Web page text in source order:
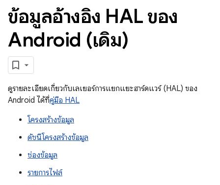
ข้อมูลอ้างอิง HAL ของ
Android (เดิม)
ดูรายละเอียดเกี่ยวกับเลเยอร์การแยกแยะฮาร์ดแวร์ (HAL) ของ
Android ได้ที่คู่มือ HAL
โครงสร้างข้อมูล
ดัชนีโครงสร้างข้อมูล
ช่องข้อมูล
รายการไฟล์